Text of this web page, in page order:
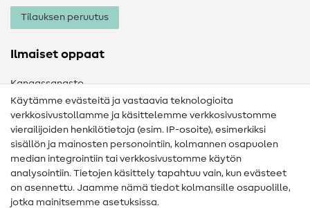
Tilauksen peruutus
Ilmaiset oppaat
Kangassanasto
Ompelusanasto
Ompeluohjeet
Apua ja yhteystiedot
Yhteystiedot
Käytämme evästeitä ja vastaavia teknologioita
verkkosivustollamme ja käsittelemme verkkosivustomme
vierailijoiden henkilötietoja (esim. IP-osoite), esimerkiksi
sisällön ja mainosten personointiin, kolmannen osapuolen
median integrointiin tai verkkosivustomme käytön
analysointiin. Tietojen käsittely tapahtuu vain, kun evästeet
on asennettu. Jaamme nämä tiedot kolmansille osapuolille,
jotka mainitsemme asetuksissa.